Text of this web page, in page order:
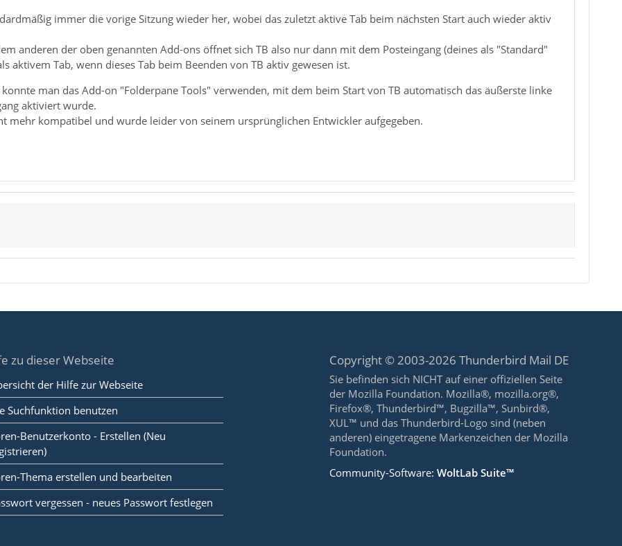
immer die vorige Sitzung wieder her, wobei das zuletzt aktive Tab beim nächsten Start auch wieder aktiv
anderen der oben genannten Add-ons öffnet sich TB also nur dann mit dem Posteingang (deines als "Standard"
aktivem Tab, wenn dieses Tab beim Beenden von TB aktiv gewesen ist.
konnte man das Add-on "Folderpane Tools" verwenden, mit dem beim Start von TB automatisch das äußerste linke
aktiviert wurde.
mehr kompatibel und wurde leider von seinem ursprünglichen Entwickler aufgegeben.
zu dieser Webseite
der Hilfe zur Webseite
Suchfunktion benutzen
Benutzerkonto - Erstellen (Neu
Thema erstellen und bearbeiten
vergessen - neues Passwort festlegen
Copyright © 2003-2026 Thunderbird Mail DE
Sie befinden sich NICHT auf einer offiziellen Seite
der Mozilla Foundation. Mozilla®, mozilla.org®,
Firefox®, Thunderbird™, Bugzilla™, Sunbird®,
XUL™ und das Thunderbird-Logo sind (neben
anderen) eingetragene Markenzeichen der Mozilla
Foundation.
Community-Software:WoltLab Suite™